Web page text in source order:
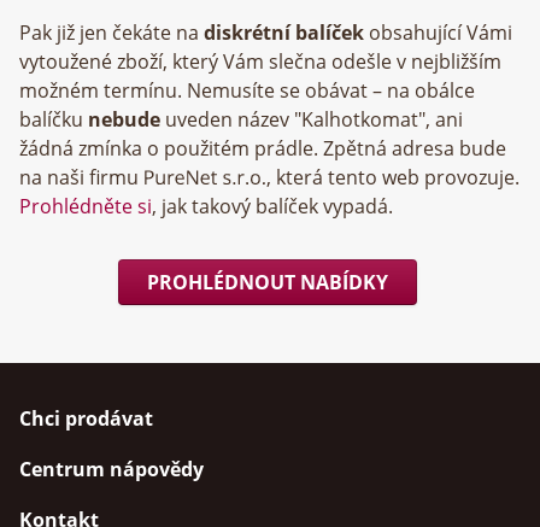
Pak již jen čekáte na diskrétní balíček obsahující Vámi
vytoužené zboží, který Vám slečna odešle v nejbližším
možném termínu. Nemusíte se obávat – na obálce
balíčku nebude uveden název "Kalhotkomat", ani
žádná zmínka o použitém prádle. Zpětná adresa bude
na naši firmu
, která tento web provozuje.
Prohlédněte si, jak takový balíček vypadá.
PROHLÉDNOUT NABÍDKY
Chci prodávat
Centrum nápovědy
Kontakt